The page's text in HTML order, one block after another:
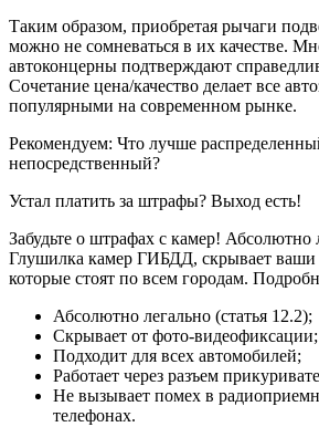
Таким образом, приобретая рычаги
можно не сомневаться в их качестве.
автоконцерны подтверждают
Сочетание цена/качество делает все
популярными на современном рынке.
Рекомендуем: Что лучше
непосредственный?
Устал платить за штрафы? Выход есть!
Забудьте о штрафах с камер!
Глушилка камер ГИБДД, скрывает ваши
которые стоят по всем городам.
Абсолютно легально (статья 12.2);
Скрывает от фото-видеофиксации;
Подходит для всех автомобилей;
Работает через разъем
Не вызывает помех в
телефонах.